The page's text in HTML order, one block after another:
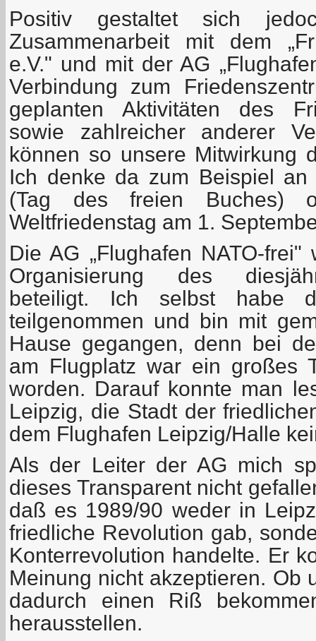
Positiv gestaltet sich
Zusammenarbeit mit dem
e.V." und mit der AG
Verbindung zum
geplanten Aktivitäten des
sowie zahlreicher anderer
können so unsere Mitwirkung
Ich denke da zum Beispiel
(Tag des freien Buches)
Weltfriedenstag am 1.
Die AG „Flughafen NATO-
Organisierung des
beteiligt. Ich selbst habe
teilgenommen und bin mit
Hause gegangen, denn bei
am Flugplatz war ein großes
worden. Darauf konnte man
Leipzig, die Stadt der
dem Flughafen Leipzig/Halle
Als der Leiter der AG mich
dieses Transparent nicht
daß es 1989/90 weder in
friedliche Revolution gab,
Konterrevolution handelte. Er
Meinung nicht akzeptieren. Ob
dadurch einen Riß
herausstellen.